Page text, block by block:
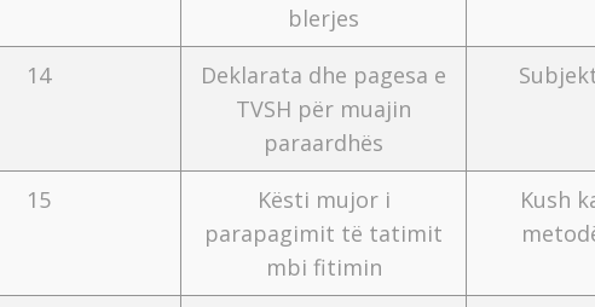
blerjes
14
Deklarata dhe pagesa e
TVSH për muajin
paraardhës
15
Kësti mujor i
parapagimit të tatimit
mbi fitimin
Kush